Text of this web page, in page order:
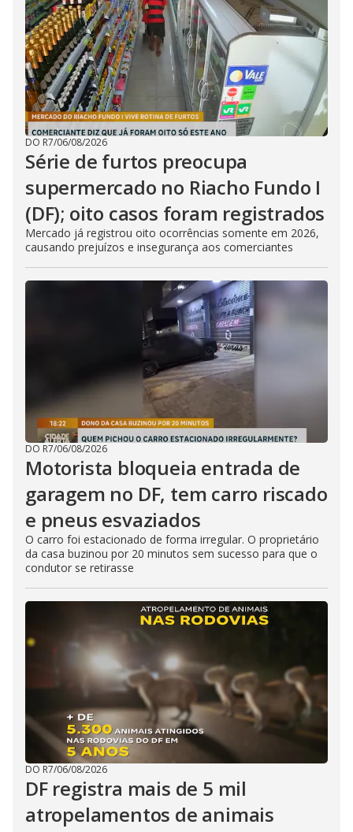
DO R7/06/08/2026
Série de furtos preocupa
supermercado no Riacho Fundo I
(DF); oito casos foram registrados
Mercado já registrou oito ocorrências somente em 2026,
causando prejuízos e insegurança aos comerciantes
DO R7/06/08/2026
Motorista bloqueia entrada de
garagem no DF, tem carro riscado
e pneus esvaziados
O carro foi estacionado de forma irregular. O proprietário
da casa buzinou por 20 minutos sem sucesso para que o
condutor se retirasse
DO R7/06/08/2026
DF registra mais de 5 mil
atropelamentos de animais